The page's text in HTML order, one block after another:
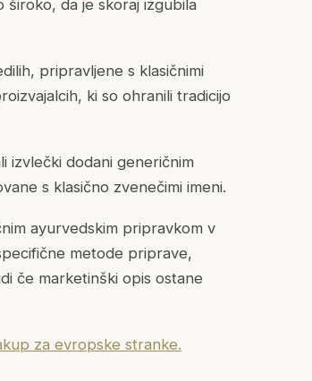
da je skoraj izgubila
pripravljene s klasičnimi
ki so ohranili tradicijo
izvlečki dodani generičnim
s klasično zvenečimi imeni.
ayurvedskim pripravkom v
metode priprave,
če marketinški opis ostane
za evropske stranke.